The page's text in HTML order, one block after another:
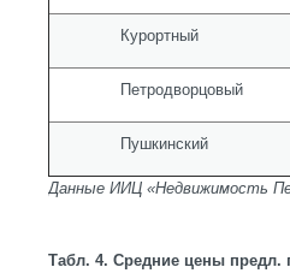
Курортный
Петродворцовый
Пушкинский
Данные ИИЦ «Недвижимость
Табл. 4. Средние цены предл.